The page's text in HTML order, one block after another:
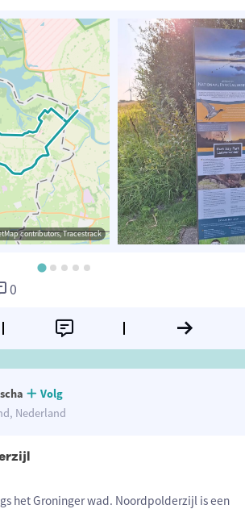
contributors, Tracestrack
0
Volg
Nederland
het Groninger wad. Noordpolderzijl is een